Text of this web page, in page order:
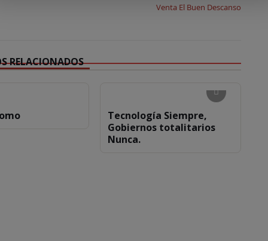
Venta El Buen Descanso
RELACIONADOS
Tecnología Siempre,
Gobiernos totalitarios
Nunca.